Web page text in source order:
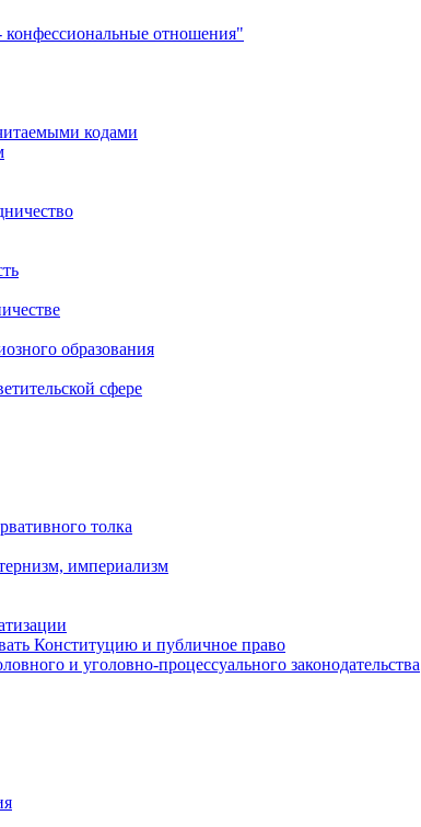
конфессиональные отношения"
кодами
образования
сфере
толка
империализм
Конституцию и публичное право
и уголовно-процессуального законодательства